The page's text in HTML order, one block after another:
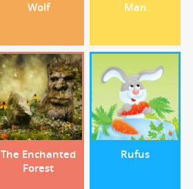
Wolf
Man
The Enchanted
Forest
Rufus